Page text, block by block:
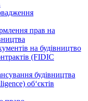
прав на
на будівництво
(FIDIC
будівництва
об‘єктів